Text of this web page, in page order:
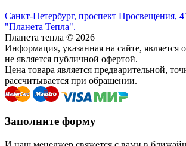
Санкт-Петербург, проспект Просвещения,
"Планета Тепла".
Планета тепла © 2026
Информация, указанная на сайте, является
не является публичной офертой.
Цена товара является предварительной,
рассчитывается при обращении.
Заполните форму